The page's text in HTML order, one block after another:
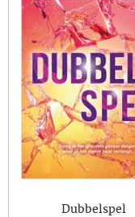
Dubbelspel